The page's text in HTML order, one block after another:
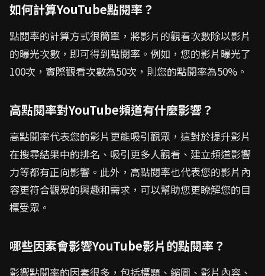
如何計算YouTube點閱率？
點閱率的計算方式很簡單，將影片的觀看次數除以影片
的曝光次數，即可得到點閱率。例如，您的影片曝光了
100次，實際觀看次數為50次，則您的點閱率為50%。
高點閱率對YouTube頻道有什麼影響？
高點閱率代表您的影片更能吸引觀眾，這對於提升影片
在搜尋結果中的排名、吸引更多人觀看、建立頻道影響
力等都有正向影響。此外，高點閱率也代表您的影片內
容更符合觀眾的興趣和需求，可以幫助您更瞭解您的目
標受眾。
哪些因素會影響YouTube影片的點閱率？
影響點閱率的因素很多，包括標題、縮圖、影片內容、